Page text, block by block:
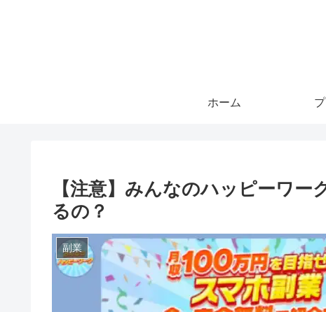
ホーム
【注意】みんなのハッピーワ
るの？
副業